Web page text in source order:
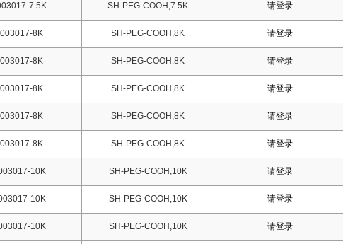
7.5K SH-PEG-COOH,7.5K 请登录
8K SH-PEG-COOH,8K 请登录
8K SH-PEG-COOH,8K 请登录
8K SH-PEG-COOH,8K 请登录
8K SH-PEG-COOH,8K 请登录
8K SH-PEG-COOH,8K 请登录
10K SH-PEG-COOH,10K 请登录
10K SH-PEG-COOH,10K 请登录
10K SH-PEG-COOH,10K 请登录